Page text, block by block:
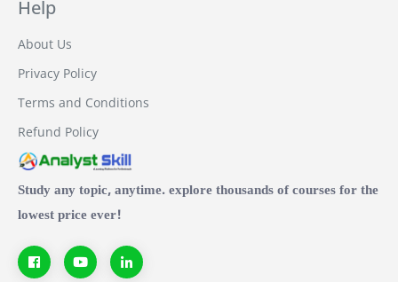
Help
About Us
Privacy Policy
Terms and Conditions
Refund Policy
Study any topic, anytime. explore thousands of courses for the
lowest price ever!